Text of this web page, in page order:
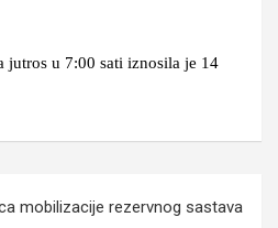
jutros u 7:00 sati iznosila je 14
mobilizacije rezervnog sastava